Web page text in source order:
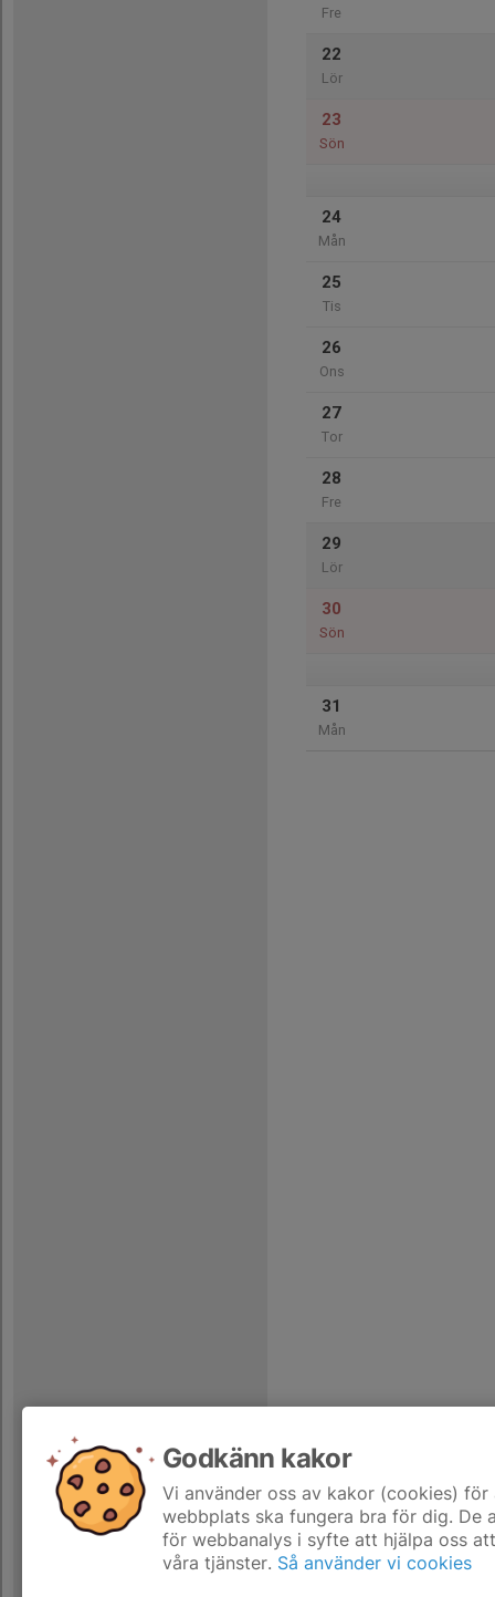
Fre
22
Lör
23
Sön
24
Mån
25
Tis
26
Ons
27
Tor
28
Fre
29
Lör
30
Sön
31
Mån
Godkänn kakor
Vi använder oss av kakor (cookies)
webbplats ska fungera bra för dig. De
för webbanalys i syfte att hjälpa oss
våra tjänster. Så använder vi cookies